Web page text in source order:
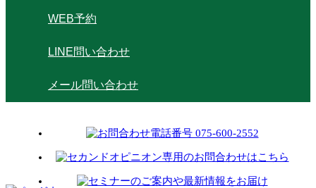
WEB予約
LINE問い合わせ
メール問い合わせ